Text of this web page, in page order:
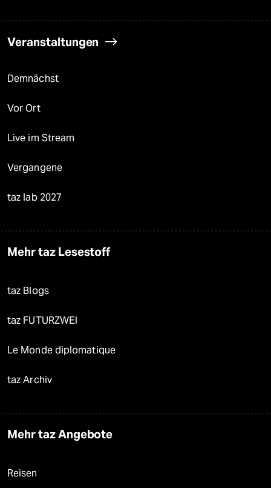
Veranstaltungen
Demnächst
Vor Ort
Live im Stream
Vergangene
taz lab 2027
Mehr taz Lesestoff
taz Blogs
taz FUTURZWEI
Le Monde diplomatique
taz Archiv
Mehr taz Angebote
Reisen